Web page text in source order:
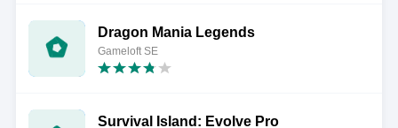
Dragon Mania Legends
Gameloft SE
Survival Island: Evolve Pro